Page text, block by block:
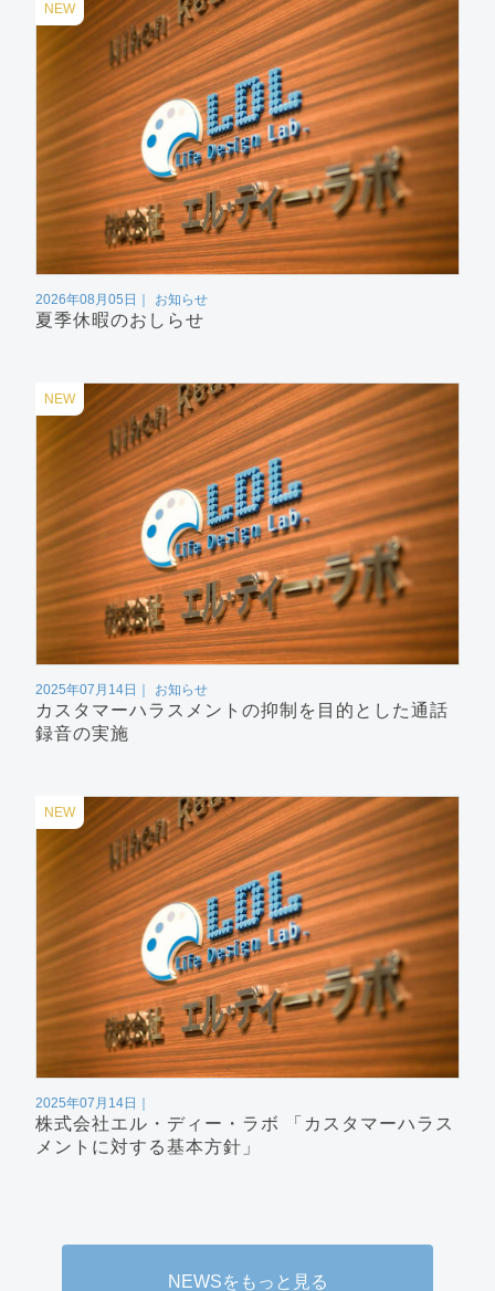
NEW
2026年08月05日 お知らせ
夏季休暇のおしらせ
NEW
2025年07月14日 お知らせ
カスタマーハラスメントの抑制を目的とした通話
録音の実施
NEW
2025年07月14日
株式会社エル・ディー・ラボ 「カスタマーハラス
メントに対する基本方針」
NEWSをもっと見る